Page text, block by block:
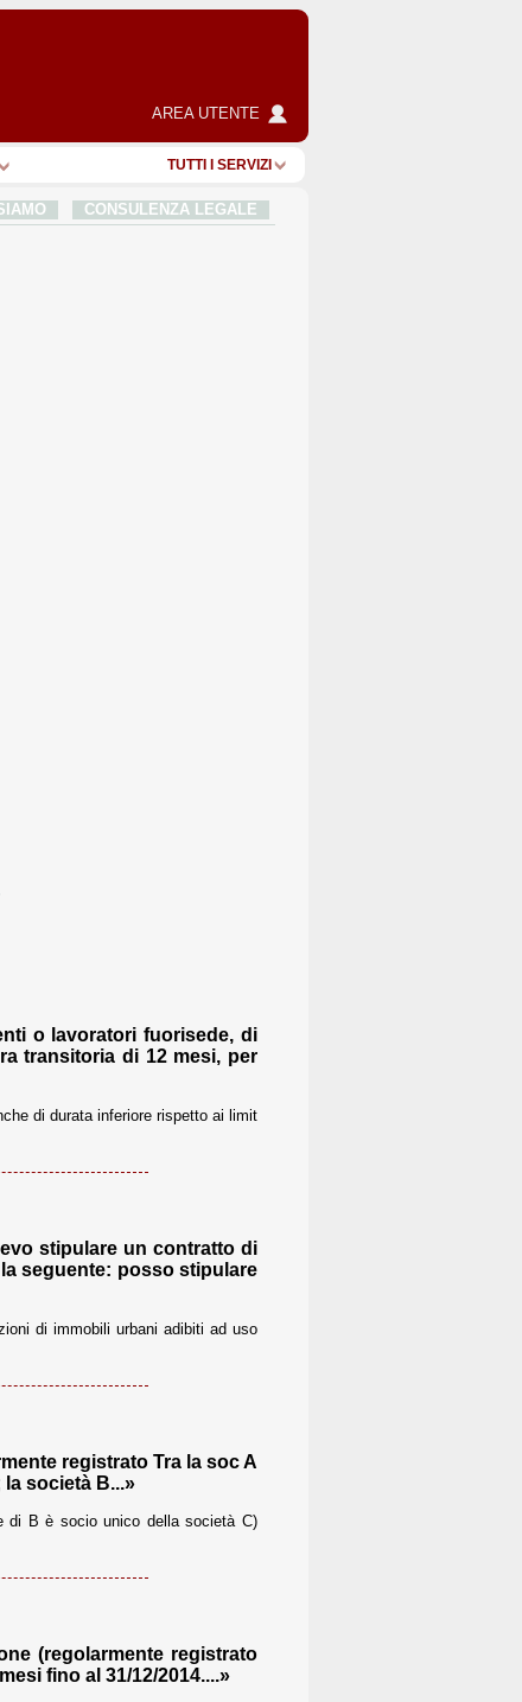
AREA UTENTE
TUTTI I SERVIZI
CONSULENZA LEGALE
o lavoratori fuorisede, di
transitoria di 12 mesi, per
di durata inferiore rispetto ai limit
stipulare un contratto di
seguente: posso stipulare
di immobili urbani adibiti ad uso
registrato Tra la soc A
società B...»
di B è socio unico della società C)
(regolarmente registrato
fino al 31/12/2014....»